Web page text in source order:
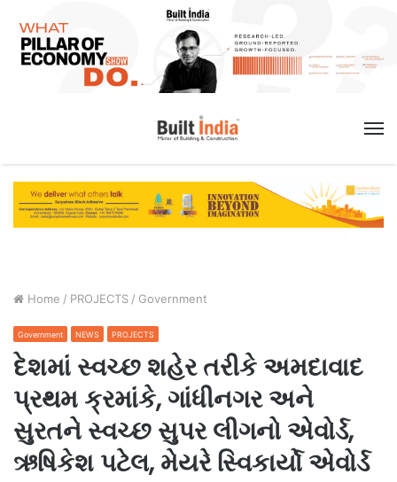
Home / PROJECTS / Government
Government NEWS PROJECTS
દેશમાં સ્વચ્છ શહેર તરીકે અમદાવાદ
પ્રથમ ક્રમાંકે, ગાંધીનગર અને
સુરતને સ્વચ્છ સુપર લીગનો એવોર્ડ,
ઋષિકેશ પટેલ, મેયરે સ્વિકાર્યો એવોર્ડ